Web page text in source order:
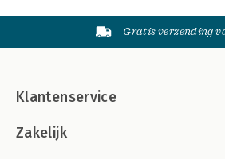
Gratis verzending
Klantenservice
Zakelijk